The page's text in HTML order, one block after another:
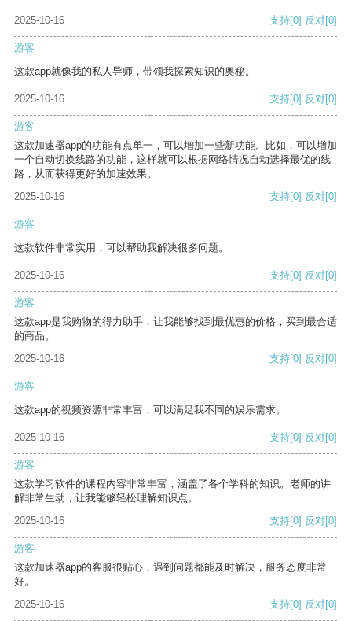
2025-10-16 支持[0] 反对[0]
游客
这款app就像我的私人导师，带领我探索知识的奥秘。
2025-10-16 支持[0] 反对[0]
游客
这款加速器app的功能有点单一，可以增加一些新功能。比如，可以增加
一个自动切换线路的功能，这样就可以根据网络情况自动选择最优的线
路，从而获得更好的加速效果。
2025-10-16
支持[0] 反对[0]
游客
这款软件非常实用，可以帮助我解决很多问题。
2025-10-16 支持[0] 反对[0]
游客
这款app是我购物的得力助手，让我能够找到最优惠的价格，买到最合适
的商品。
2025-10-16
支持[0] 反对[0]
游客
这款app的视频资源非常丰富，可以满足我不同的娱乐需求。
2025-10-16 支持[0] 反对[0]
游客
这款学习软件的课程内容非常丰富，涵盖了各个学科的知识。老师的讲
解非常生动，让我能够轻松理解知识点。
2025-10-16
支持[0] 反对[0]
游客
这款加速器app的客服很贴心，遇到问题都能及时解决，服务态度非常
好。
2025-10-16
支持[0] 反对[0]